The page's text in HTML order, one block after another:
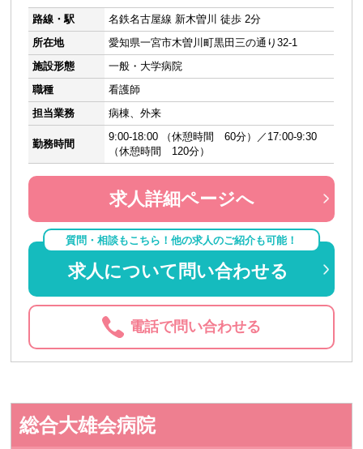
路線・駅
名鉄名古屋線 新木曽川 徒歩 2分
所在地
愛知県一宮市木曽川町黒田三の通り32-1
施設形態
一般・大学病院
職種
看護師
担当業務
病棟、外来
勤務時間
9:00-18:00 （休憩時間 60分）／17:00-9:30
（休憩時間 120分）
求人詳細ページへ
質問・相談もこちら！他の求人のご紹介も可能！
求人について問い合わせる
電話で問い合わせる
総合大雄会病院